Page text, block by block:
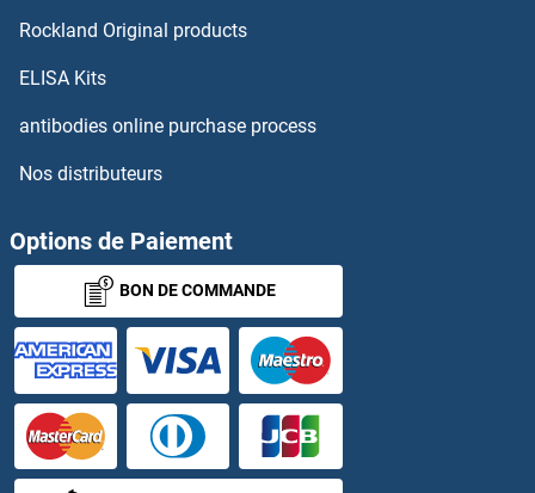
RGS19 Anticorps
RGS2 Anticorps
RGS20 Anticorps
RGS21 Anticorps
RGS22 Anticorps
RGS3 Anticorps
RGS4 Anticorps
Rockland Original products
ELISA Kits
antibodies online purchase process
Nos distributeurs
Options de Paiement
BON DE COMMANDE